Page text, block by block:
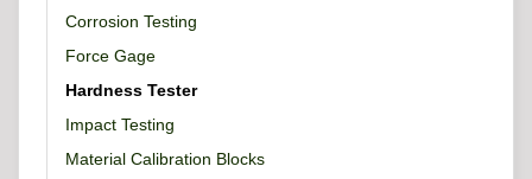
Corrosion Testing
Force Gage
Hardness Tester
Impact Testing
Material Calibration Blocks